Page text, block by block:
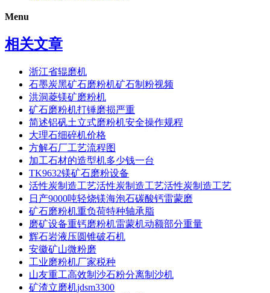
Menu
相关文章
浙江省辊磨机
石墨炭黑矿石磨粉机矿石制粉视频
洪洞菱镁矿磨粉机
矿石磨粉机打锤磨损严重
简述铝矾土立式磨粉机安全操作规程
大理石细碎机价格
方解石厂工艺流程图
加工石材的造型机多少钱一台
TK9632镁矿石磨粉设备
活性炭制造工艺活性炭制造工艺活性炭制造工艺
日产9000吨轻烧镁海泡石碳酸钙雷蒙磨
矿石磨粉机重负荷特种轴承脂
磨矿设备重钙磨粉机雷蒙机动额部分重量
辉石岩液压圆锥破石机
安徽矿山微粉磨
工业磨粉机厂家税种
山友重工高效制沙石粉分离制沙机
矿渣立磨机jdsm3300